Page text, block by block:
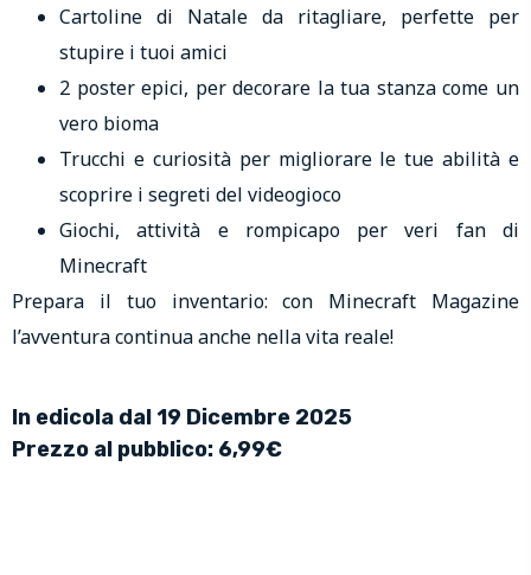
Cartoline di Natale da ritagliare, perfette per
stupire i tuoi amici
2 poster epici, per decorare la tua stanza come un
vero bioma
Trucchi e curiosità per migliorare le tue abilità e
scoprire i segreti del videogioco
Giochi, attività e rompicapo per veri fan di
Minecraft
Prepara il tuo inventario: con Minecraft Magazine
l’avventura continua anche nella vita reale!
In edicola dal 19 Dicembre 2025
Prezzo al pubblico: 6,99€